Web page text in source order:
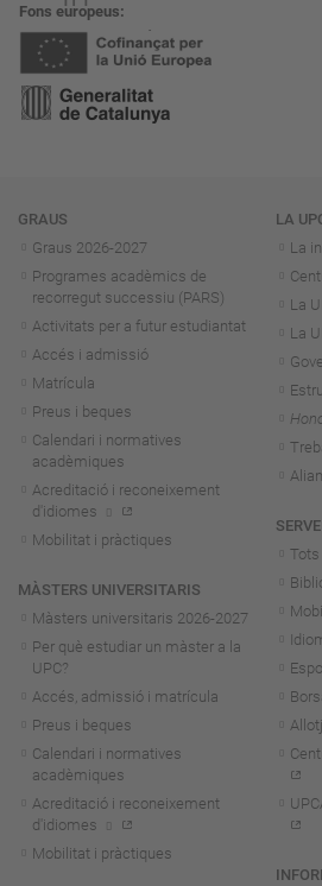
Fons europeus
Navegació
GRAUS
Graus 2026-2027
Programes acadèmics de
recorregut successiu (PARS)
Activitats per a futur estudiantat
Accés i admissió
Matrícula
Preus i beques
Calendari i normatives
acadèmiques
Acreditació i reconeixement
d'idiomes
Mobilitat i pràctiques
MÀSTERS UNIVERSITARIS
Màsters universitaris 2026-2027
Per què estudiar un màster a la
UPC?
Accés, admissió i matrícula
Preus i beques
Calendari i normatives
acadèmiques
Acreditació i reconeixement
d'idiomes
Mobilitat i pràctiques
LA
La
La
La